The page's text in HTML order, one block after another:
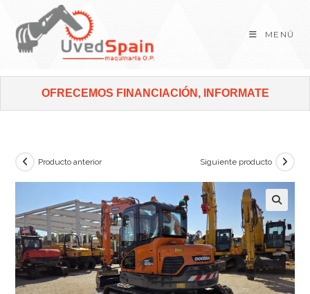
MENÚ
OFRECEMOS FINANCIACIÓN, INFORMATE
Producto anterior Siguiente producto